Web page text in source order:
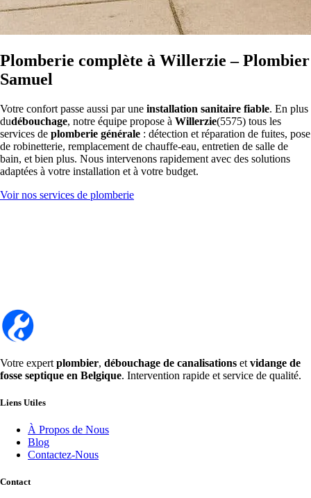
Plomberie complète à Willerzie – Plombier
Samuel
Votre confort passe aussi par une installation sanitaire fiable. En plus
dudébouchage, notre équipe propose à Willerzie(5575) tous les
services de plomberie générale : détection et réparation de fuites, pose
de robinetterie, remplacement de chauffe-eau, entretien de salle de
bain, et bien plus. Nous intervenons rapidement avec des solutions
adaptées à votre installation et à votre budget.
Voir nos services de plomberie
Votre expert plombier, débouchage de canalisations et vidange de
fosse septique en Belgique. Intervention rapide et service de qualité.
Liens Utiles
À Propos de Nous
Blog
Contactez-Nous
Contact